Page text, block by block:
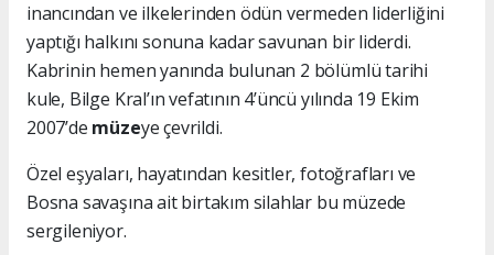
inancından ve ilkelerinden ödün vermeden liderliğini
yaptığı halkını sonuna kadar savunan bir liderdi.
Kabrinin hemen yanında bulunan 2 bölümlü tarihi
kule, Bilge Kral’ın vefatının 4’üncü yılında 19 Ekim
2007’de müzeye çevrildi.
Özel eşyaları, hayatından kesitler, fotoğrafları ve
Bosna savaşına ait birtakım silahlar bu müzede
sergileniyor.